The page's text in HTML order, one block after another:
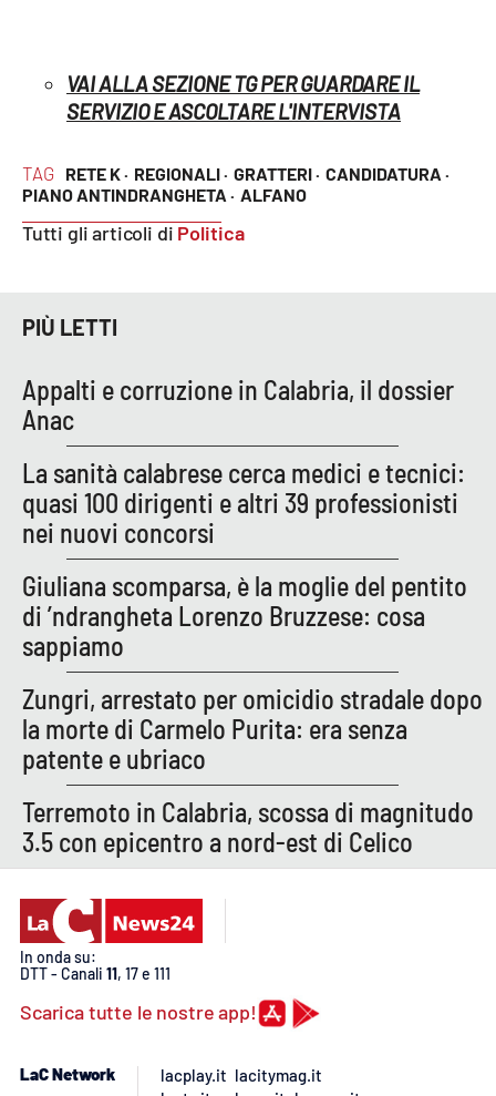
LaC OnAir
EDIZIONI
LOCALI
Catanzaro
Reggio Calabria
Cosenza
Lamezia Terme
PROGETTI
SPECIALI
Buona Sanità Calabria
LA
CALABRIAVISIONE
Eventi
Food
Storie
TAG RETE K · REGIONALI · GRATTERI · CANDIDATURA ·
PIANO ANTINDRANGHETA · ALFANO
Tutti gli articoli di Politica
VAI ALLA SEZIONE TG PER GUARDARE IL
SERVIZIO E ASCOLTARE L'INTERVISTA
PIÙ LETTI
Appalti e corruzione in Calabria, il dossier
Anac
La sanità calabrese cerca medici e tecnici:
quasi 100 dirigenti e altri 39 professionisti
nei nuovi concorsi
Giuliana scomparsa, è la moglie del pentito
di ’ndrangheta Lorenzo Bruzzese: cosa
sappiamo
Zungri, arrestato per omicidio stradale dopo
la morte di Carmelo Purita: era senza
patente e ubriaco
Terremoto in Calabria, scossa di magnitudo
3.5 con epicentro a nord-est di Celico
In onda su:
DTT - Canali 11, 17 e 111
Scarica tutte le nostre app!
LaC Network
lacplay.it lacitymag.it